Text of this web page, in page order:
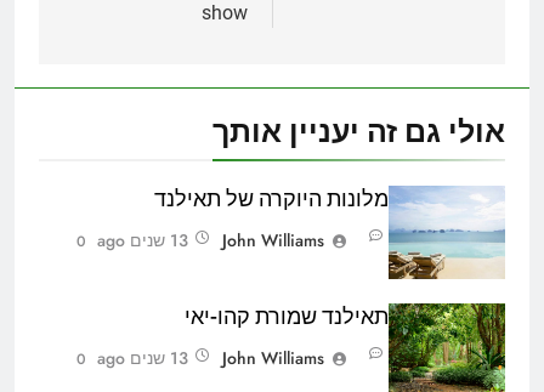
show
אולי גם זה יעניין אותך
מלונות היוקרה של תאילנד
John Williams
13 שנים ago 0
תאילנד שמורת קהו-יאי
John Williams
13 שנים ago 0